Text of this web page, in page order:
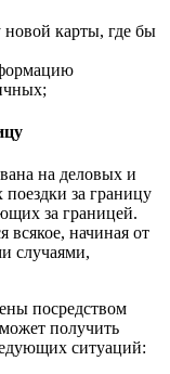
новой карты, где бы
на деловых и
за границу
за границей.
всякое, начиная от
случаями,
посредством
получить
ситуаций: